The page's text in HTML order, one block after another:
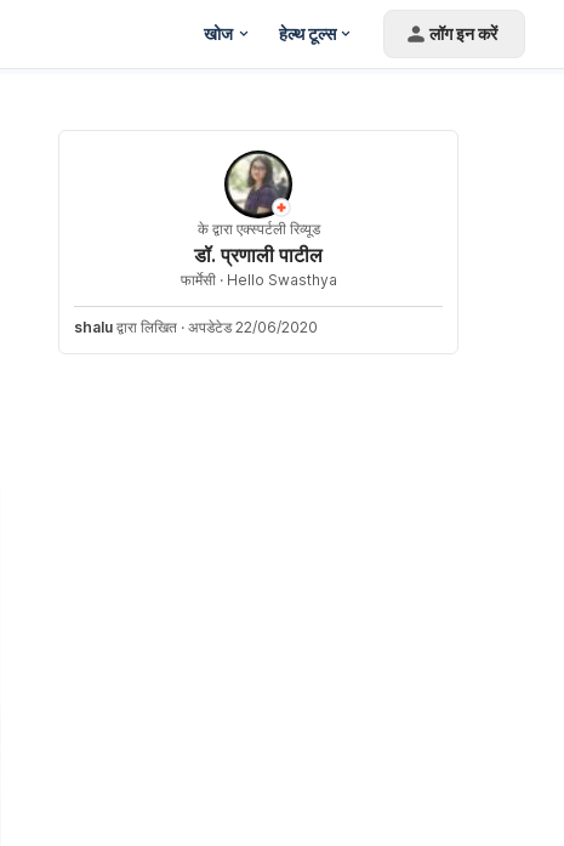
खोज हेल्थ टूल्स लॉग इन करें
के द्वारा एक्स्पर्टली रिव्यूड
डॉ. प्रणाली पाटील
फार्मेसी · Hello Swasthya
shalu द्वारा लिखित · अपडेटेड 22/06/2020